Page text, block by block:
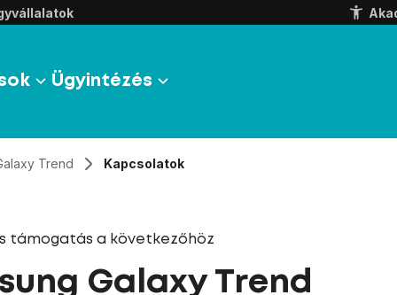
Ügyintézés
Trend Kapcsolatok
támogatás a következőhöz
Galaxy Trend